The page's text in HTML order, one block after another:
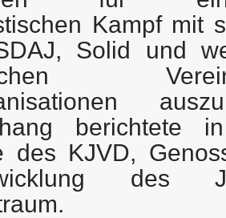
Kampf mit
Solid und
berichtete
des KJVD,
des